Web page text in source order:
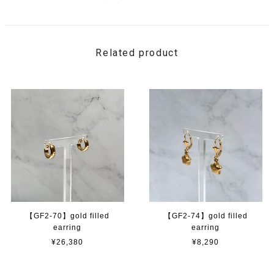
Related product
【GF2-70】gold filled
earring
¥26,380
【GF2-74】gold filled
earring
¥8,290